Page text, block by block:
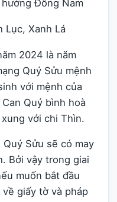
Đông Nam
Lục, Xanh Lá
2024 là năm
Quý Sửu mệnh
với mệnh của
Quý bình hoà
với chi Thìn.
Sửu sẽ có may
Bởi vậy trong giai
muốn bắt đầu
giấy tờ và pháp